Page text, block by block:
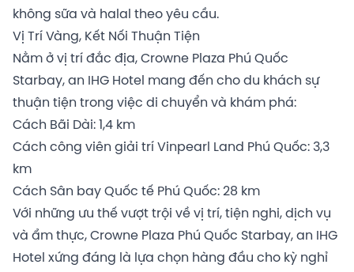
không sữa và halal theo yêu cầu.
Vị Trí Vàng, Kết Nối Thuận Tiện
Nằm ở vị trí đắc địa, Crowne Plaza Phú Quốc
Starbay, an IHG Hotel mang đến cho du khách sự
thuận tiện trong việc di chuyển và khám phá:
Cách Bãi Dài: 1,4 km
Cách công viên giải trí Vinpearl Land Phú Quốc: 3,3
km
Cách Sân bay Quốc tế Phú Quốc: 28 km
Với những ưu thế vượt trội về vị trí, tiện nghi, dịch vụ
và ẩm thực, Crowne Plaza Phú Quốc Starbay, an IHG
Hotel xứng đáng là lựa chọn hàng đầu cho kỳ nghỉ